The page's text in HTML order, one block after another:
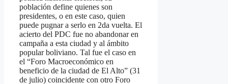
población define quienes son
presidentes, o en este caso, quien
puede pugnar a serlo en 2da vuelta. El
acierto del PDC fue no abandonar en
campaña a esta ciudad y al ámbito
popular boliviano. Tal fue el caso en
el “Foro Macroeconómico en
beneficio de la ciudad de El Alto” (31
de julio) coincidente con otro Foro